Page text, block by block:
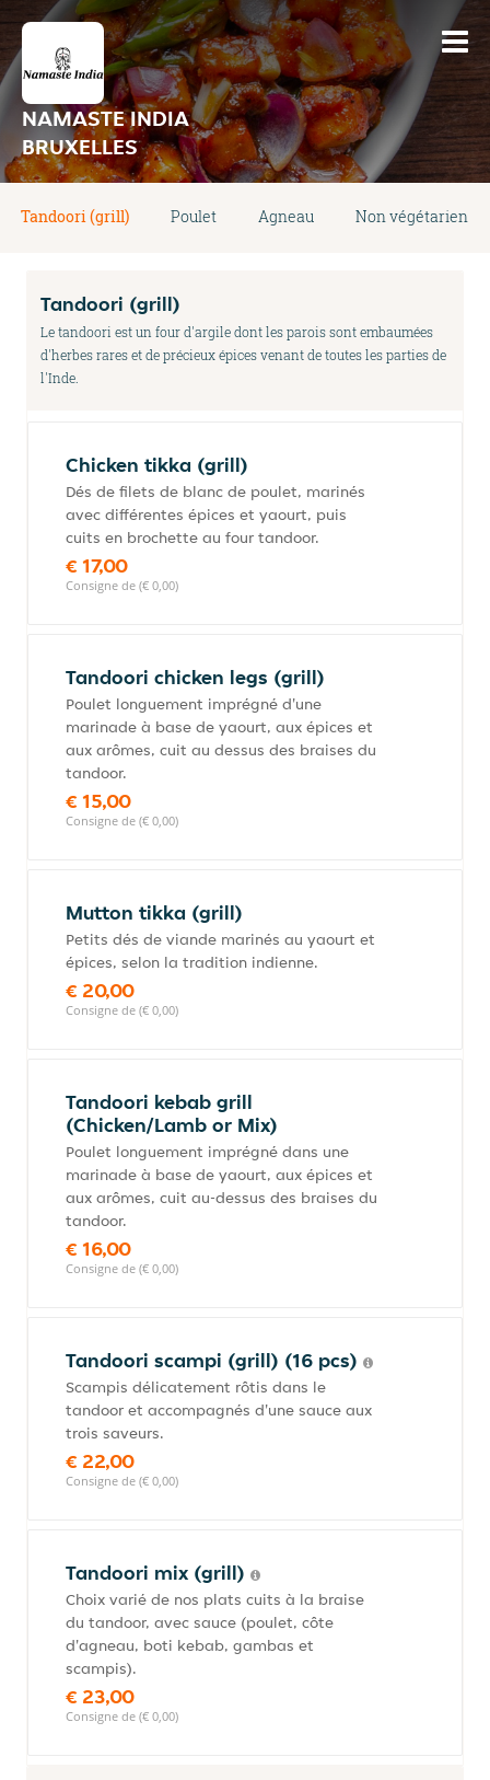
NAMASTE INDIA
BRUXELLES
Tandoori (grill) Poulet Agneau Non végétarien
Tandoori (grill)
Le tandoori est un four d'argile dont les parois sont embaumées
d'herbes rares et de précieux épices venant de toutes les parties de
l'Inde.
Chicken tikka (grill)
Dés de filets de blanc de poulet, marinés
avec différentes épices et yaourt, puis
cuits en brochette au four tandoor.
€ 17,00
Consigne de (€ 0,00)
Tandoori chicken legs (grill)
Poulet longuement imprégné d'une
marinade à base de yaourt, aux épices et
aux arômes, cuit au dessus des braises du
tandoor.
€ 15,00
Consigne de (€ 0,00)
Mutton tikka (grill)
Petits dés de viande marinés au yaourt et
épices, selon la tradition indienne.
€ 20,00
Consigne de (€ 0,00)
Tandoori kebab grill
(Chicken/Lamb or Mix)
Poulet longuement imprégné dans une
marinade à base de yaourt, aux épices et
aux arômes, cuit au-dessus des braises du
tandoor.
€ 16,00
Consigne de (€ 0,00)
Tandoori scampi (grill) (16 pcs)
Scampis délicatement rôtis dans le
tandoor et accompagnés d'une sauce aux
trois saveurs.
€ 22,00
Consigne de (€ 0,00)
Tandoori mix (grill)
Choix varié de nos plats cuits à la braise
du tandoor, avec sauce (poulet, côte
d'agneau, boti kebab, gambas et
scampis).
€ 23,00
Consigne de (€ 0,00)